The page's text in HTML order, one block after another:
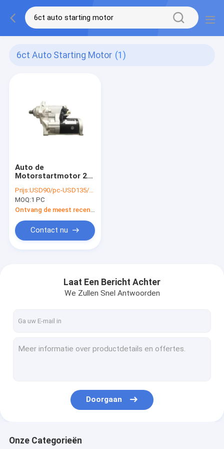
6ct Auto Starting Motor (1)
Auto de
Motorstartmotor 24
Cummins 6CT voor
Graafwerktuig
Bulldozer
Prijs:USD90/pc-USD135/pc
MOQ:1 PC
Contact nu
Laat Een Bericht Achter
We Zullen Snel Antwoorden
Doorgaan
Onze Categorieën